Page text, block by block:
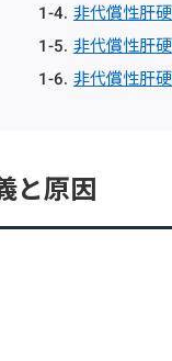
非代償性肝
非代償性肝
非代償性肝
と原因